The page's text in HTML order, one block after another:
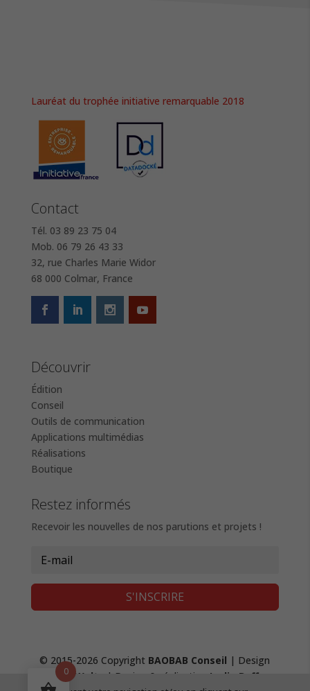
Lauréat du trophée initiative remarquable 2018
Contact
Tél. 03 89 23 75 04
Mob. 06 79 26 43 33
32, rue Charles Marie Widor
68 000 Colmar, France
Découvrir
Édition
Conseil
Outils de communication
Applications multimédias
Réalisations
Boutique
Restez informés
Recevoir les nouvelles de nos parutions et projets !
S'INSCRIRE
© 2015-2026 Copyright BAOBAB Conseil | Design
Fanny Waltz
| Design & réalisation Lydie Boffy
0